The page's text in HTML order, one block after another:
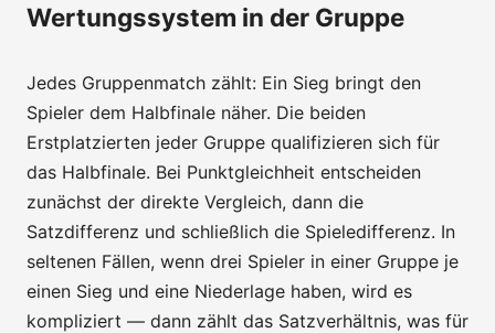
Wertungssystem in der Gruppe
Jedes Gruppenmatch zählt: Ein Sieg bringt den
Spieler dem Halbfinale näher. Die beiden
Erstplatzierten jeder Gruppe qualifizieren sich für
das Halbfinale. Bei Punktgleichheit entscheiden
zunächst der direkte Vergleich, dann die
Satzdifferenz und schließlich die Spieledifferenz. In
seltenen Fällen, wenn drei Spieler in einer Gruppe je
einen Sieg und eine Niederlage haben, wird es
kompliziert — dann zählt das Satzverhältnis, was für